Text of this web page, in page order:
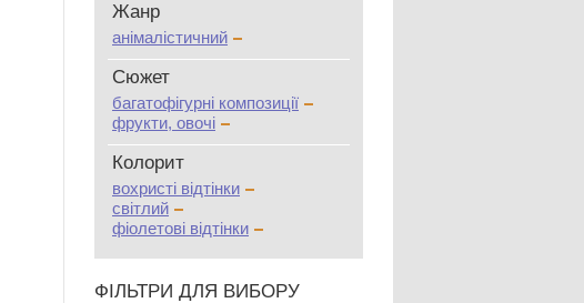
Жанр
анімалістичний
Сюжет
багатофігурні композиції
фрукти, овочі
Колорит
вохристі відтінки
світлий
фіолетові відтінки
ФІЛЬТРИ ДЛЯ ВИБОРУ